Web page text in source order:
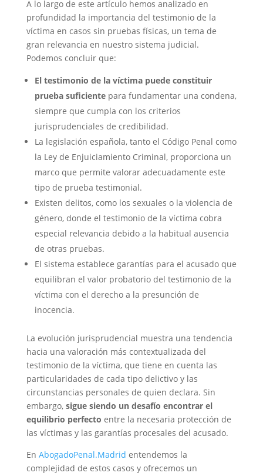
A lo largo de este artículo hemos analizado en
profundidad la importancia del testimonio de la
víctima en casos sin pruebas físicas, un tema de
gran relevancia en nuestro sistema judicial.
Podemos concluir que:
El testimonio de la víctima puede constituir
prueba suficientepara fundamentar una condena,
siempre que cumpla con los criterios
jurisprudenciales de credibilidad.
La legislación española, tanto el Código Penal como
la Ley de Enjuiciamiento Criminal, proporciona un
marco que permite valorar adecuadamente este
tipo de prueba testimonial.
Existen delitos, como los sexuales o la violencia de
género, donde el testimonio de la víctima cobra
especial relevancia debido a la habitual ausencia
de otras pruebas.
El sistema establece garantías para el acusado que
equilibran el valor probatorio del testimonio de la
víctima con el derecho a la presunción de
inocencia.
La evolución jurisprudencial muestra una tendencia
hacia una valoración más contextualizada del
testimonio de la víctima, que tiene en cuenta las
particularidades de cada tipo delictivo y las
circunstancias personales de quien declara. Sin
embargo, sigue siendo un desafío encontrar el
equilibrio perfecto entre la necesaria protección de
las víctimas y las garantías procesales del acusado.
En AbogadoPenal.Madrid entendemos la
complejidad de estos casos y ofrecemos un